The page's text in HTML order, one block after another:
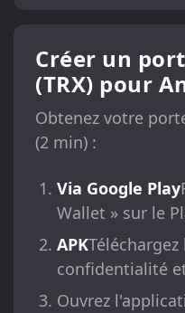
Créer un
(TRX) pour
Obtenez votre
(2 min) :
Via Google Play
Wallet » sur le
APK
confidentialité
Ouvrez